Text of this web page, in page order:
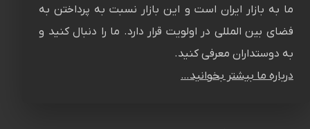
ما به بازار ایران است و این بازار نسبت به پرداختن به
فضای بین المللی در اولویت قرار دارد. ما را دنبال کنید و
به دوستداران معرفی کنید.
درباره ما بیشتر بخوانید…